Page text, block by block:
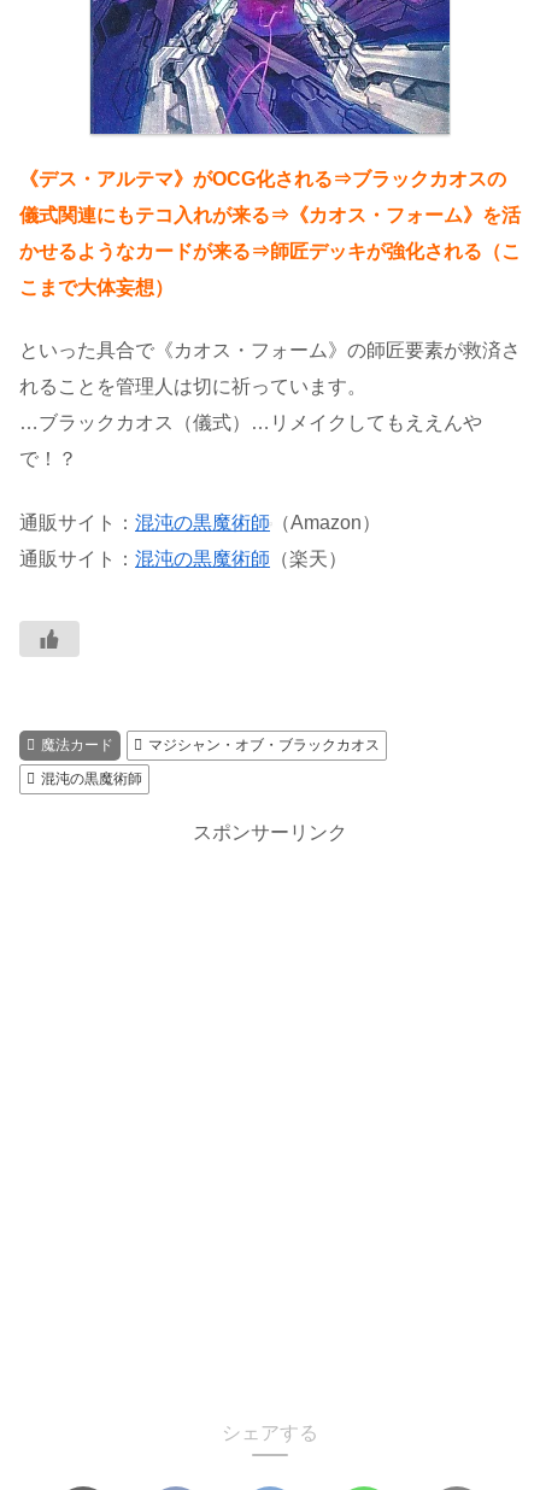
《デス・アルテマ》がOCG化される⇒ブラックカオスの
儀式関連にもテコ入れが来る⇒《カオス・フォーム》を活
かせるようなカードが来る⇒師匠デッキが強化される（こ
こまで大体妄想）
といった具合で《カオス・フォーム》の師匠要素が救済さ
れることを管理人は切に祈っています。
…ブラックカオス（儀式）…リメイクしてもええんや
で！？
通販サイト： 混沌の黒魔術師
（Amazon）
通販サイト： 混沌の黒魔術師 （楽天）
魔法カード
マジシャン・オブ・ブラックカオス
混沌の黒魔術師
スポンサーリンク
シェアする